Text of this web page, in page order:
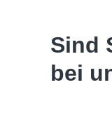
Sind
bei